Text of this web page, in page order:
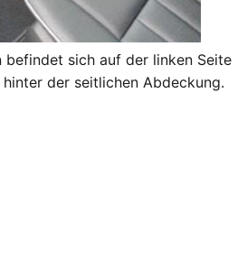
befindet sich auf der linken Seite
der seitlichen Abdeckung.